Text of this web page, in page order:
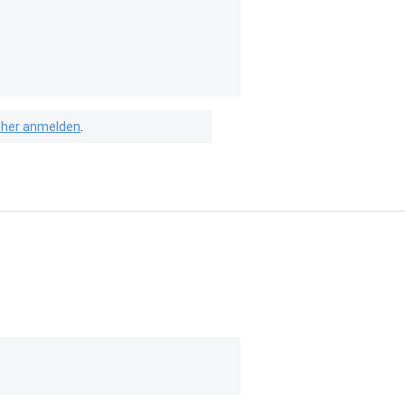
anmelden